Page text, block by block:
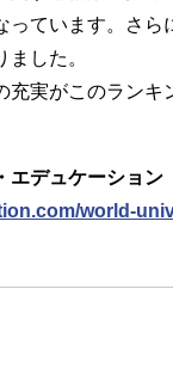
っています。さ
した。
実がこのランキ
エデュケーショ
world-